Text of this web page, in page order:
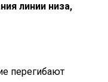
линии низа,
перегибают